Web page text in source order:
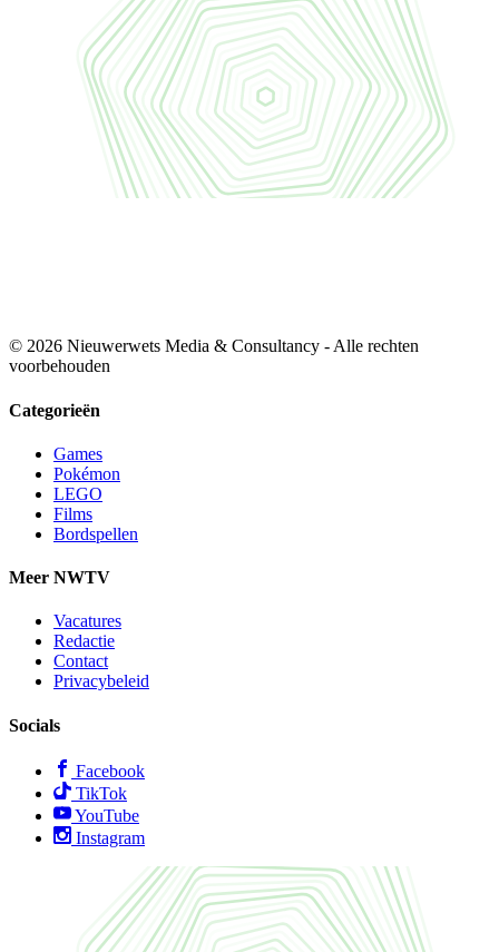
© 2026 Nieuwerwets Media & Consultancy - Alle rechten
voorbehouden
Categorieën
Games
Pokémon
LEGO
Films
Bordspellen
Meer NWTV
Vacatures
Redactie
Contact
Privacybeleid
Socials
Facebook
TikTok
YouTube
Instagram